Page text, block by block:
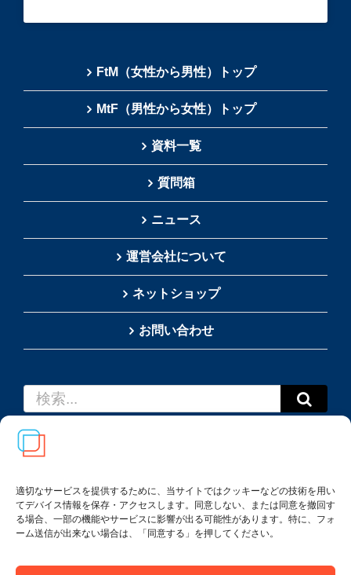
適切なサービスを提供するために、当サイトではクッキーなどの技術を用い
てデバイス情報を保存・アクセスします。同意しない、または同意を撤回す
る場合、一部の機能やサービスに影響が出る可能性があります。特に、フォ
ーム送信が出来ない場合は、「同意する」を押してください。
FtM（女性から男性）トップ
MtF（男性から女性）トップ
資料一覧
質問箱
ニュース
運営会社について
ネットショップ
お問い合わせ
索
…
Copyright(c) 2002-2026Thai SRS Guide Center. All
rights reserved.
ポリシー